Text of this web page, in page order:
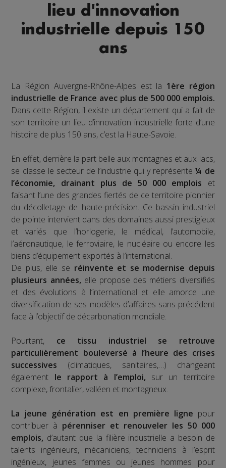
lieu d'innovation
industrielle depuis 150
ans
La Région Auvergne-Rhône-Alpes est la 1ère région
industrielle de France avec plus de 500 000 emplois.
Dans cette Région, il existe un département qui a fait de
son territoire un lieu d’innovation industrielle forte d’une
histoire de plus 150 ans, c’est la Haute-Savoie.
En effet, derrière la part belle aux montagnes et aux lacs,
se classe le secteur de l’industrie qui y représente¼ de
l’économie, drainant plus de 50 000 emplois et
faisant l’une des grandes fiertés de ce territoire pionnier
du décolletage de haute-précision. Ce bassin industriel
de pointe intervient dans des domaines aussi prestigieux
et variés que l’horlogerie, le médical, l’automobile,
l’aéronautique, le ferroviaire, le nucléaire ou encore les
biens d’équipement exportés à l’international.
De plus, elle se réinvente et se modernise depuis
plusieurs années, elle propose des métiers diversifiés
et des évolutions à l’international et elle amorce une
diversification de ses modèles d’affaires sans précédent
face à l’objectif de décarbonation mondiale.
Pourtant, ce tissu industriel se retrouve
particulièrement bouleversé à l’heure des crises
successives (climatiques, sanitaires,…) changeant
également le rapport à l’emploi, sur un territoire
complexe, frontalier, valléen et montagneux.
La jeune génération est en première ligne pour
contribuer à pérenniser et renouveler les 50 000
emplois, d’autant que la filière industrielle a besoin de
talents ingénieurs, mécaniciens, techniciens à l’esprit
ingénieux, jeunes femmes ou jeunes hommes pour